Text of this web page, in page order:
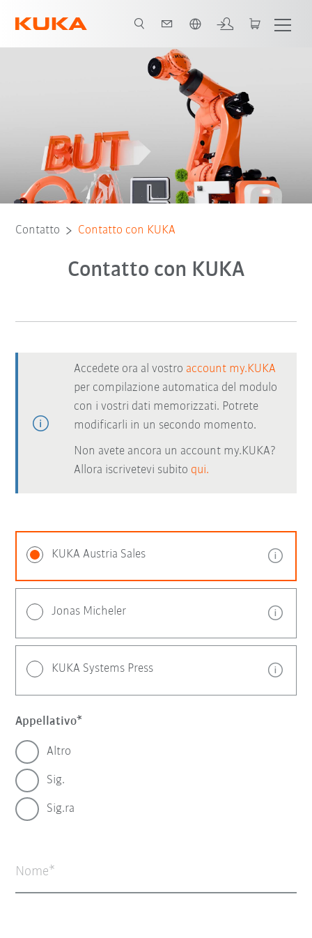
Contatto Contatto con KUKA
Contatto con KUKA
Accedete ora al vostro account my.KUKA
per compilazione automatica del modulo
con i vostri dati memorizzati. Potrete
modificarli in un secondo momento.
Non avete ancora un account my.KUKA?
Allora iscrivetevi subito qui.
KUKA Austria Sales
Jonas Micheler
KUKA Systems Press
Appellativo
Altro
Sig.
Sig.ra
Nome